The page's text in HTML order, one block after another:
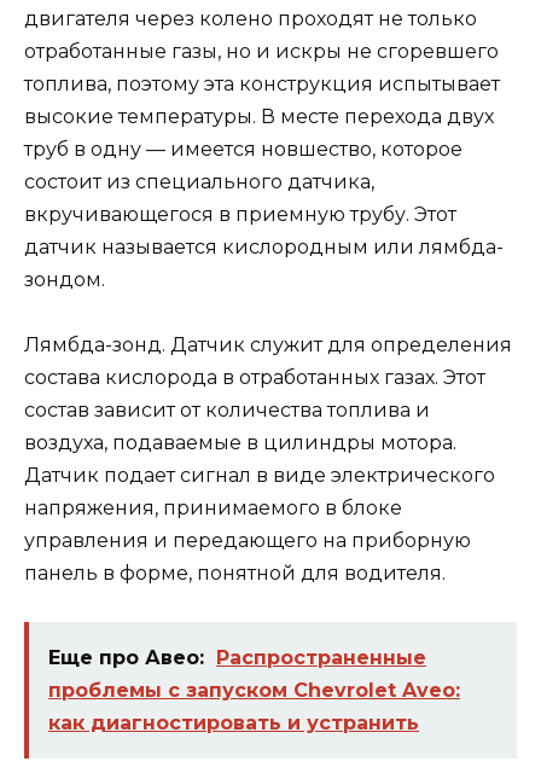
двигателя через колено проходят не только
отработанные газы, но и искры не сгоревшего
топлива, поэтому эта конструкция испытывает
высокие температуры. В месте перехода двух
труб в одну — имеется новшество, которое
состоит из специального датчика,
вкручивающегося в приемную трубу. Этот
датчик называется кислородным или лямбда-
зондом.
Лямбда-зонд. Датчик служит для определения
состава кислорода в отработанных газах. Этот
состав зависит от количества топлива и
воздуха, подаваемые в цилиндры мотора.
Датчик подает сигнал в виде электрического
напряжения, принимаемого в блоке
управления и передающего на приборную
панель в форме, понятной для водителя.
Еще про Авео:
Распространенные
проблемы с запуском Chevrolet Aveo:
как диагностировать и устранить